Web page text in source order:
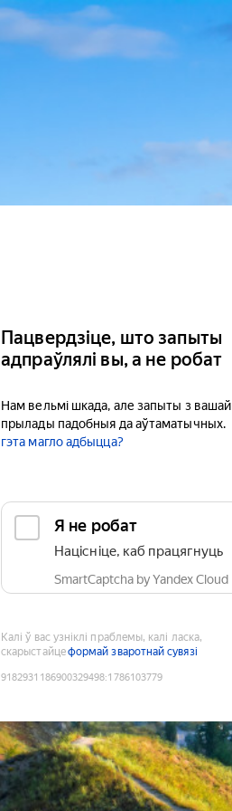
Пацвердзіце, што запыты
адпраўлялі вы, а не робат
Нам вельмі шкада, але запыты з вашай
прылады падобныя да аўтаматычных.
гэта магло адбыцца?
Я не робат
Націсніце, каб працягнуць
SmartCaptcha by Yandex Cloud
Калі ў вас узніклі праблемы, калі ласка,
скарыстайцеформай зваротнай сувязі
9182931186900329498:1786103779